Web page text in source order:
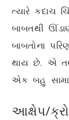
ત્યારે કદાચ
બાબતથી
બાબતોના
થાય છે. એ
એક બહુ
આક્ષેપ/